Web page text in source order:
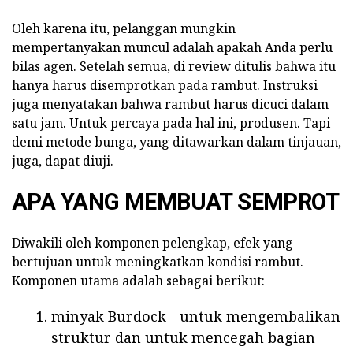
Oleh karena itu, pelanggan mungkin
mempertanyakan muncul adalah apakah Anda perlu
bilas agen. Setelah semua, di review ditulis bahwa itu
hanya harus disemprotkan pada rambut. Instruksi
juga menyatakan bahwa rambut harus dicuci dalam
satu jam. Untuk percaya pada hal ini, produsen. Tapi
demi metode bunga, yang ditawarkan dalam tinjauan,
juga, dapat diuji.
APA YANG MEMBUAT SEMPROT
Diwakili oleh komponen pelengkap, efek yang
bertujuan untuk meningkatkan kondisi rambut.
Komponen utama adalah sebagai berikut:
minyak Burdock - untuk mengembalikan
struktur dan untuk mencegah bagian